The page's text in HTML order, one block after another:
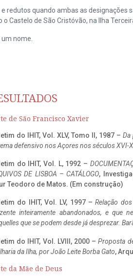
redutos quando ambas as designações
Castelo de São Cristóvão, na Ilha
nome.
de São Francisco Xavier
do IHIT, Vol. XLV, Tomo II, 1987 – Da
defensivo nos Açores nos séculos XVI-
do IHIT, Vol. L, 1992 –
DE LISBOA – CATÁLOGO,
Teodoro de Matos. (Em construção)
do IHIT, Vol. LV, 1997 –Relação
inteiramente abandonados, e que
que se podem desde já desprezar.
do IHIT, Vol. LVIII, 2000 –Proposta
da Ilha, por João Leite Borba Gato,
da Mãe de Deus